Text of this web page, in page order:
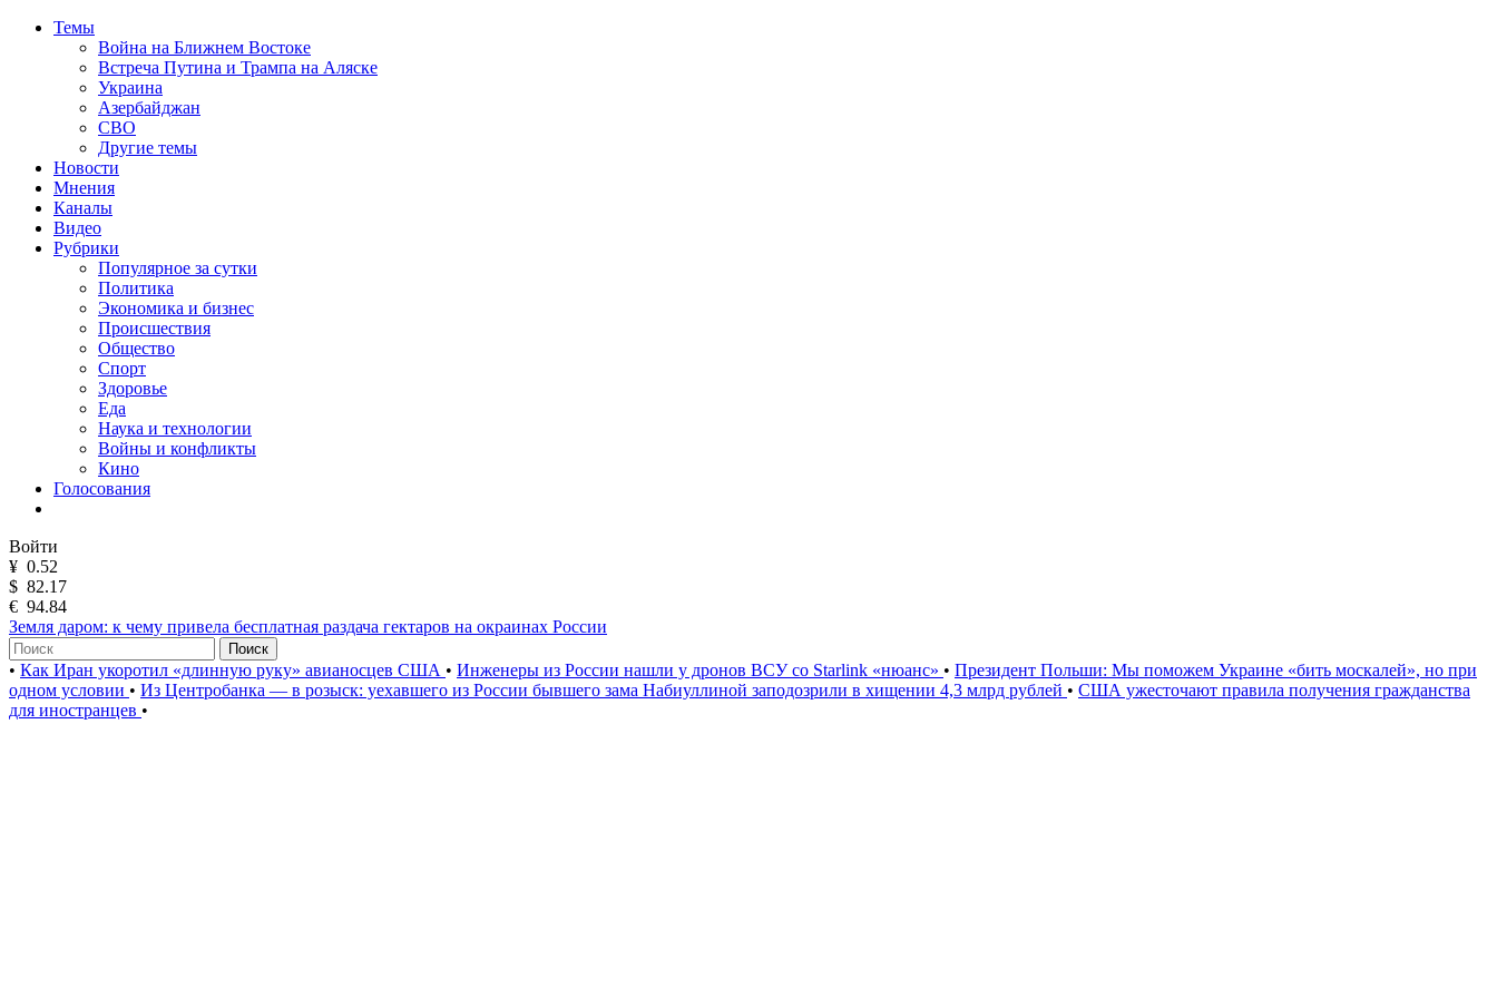
Темы
Война на Ближнем Востоке
Встреча Путина и Трампа на Аляске
Украина
Азербайджан
СВО
Другие темы
Новости
Мнения
Каналы
Видео
Рубрики
Популярное за сутки
Политика
Экономика и бизнес
Происшествия
Общество
Спорт
Здоровье
Еда
Наука и технологии
Войны и конфликты
Кино
Голосования
Войти
¥ 0.52
$ 82.17
€ 94.84
Земля даром: к чему привела бесплатная раздача гектаров на окраинах России
Поиск
• Как Иран укоротил «длинную руку» авианосцев США • Инженеры из России нашли у дронов ВСУ со Starlink «нюанс» • Президент Польши: Мы поможем Украине «бить москалей», но при
одном условии • Из Центробанка — в розыск: уехавшего из России бывшего зама Набиуллиной заподозрили в хищении 4,3 млрд рублей • США ужесточают правила получения гражданства
для иностранцев •